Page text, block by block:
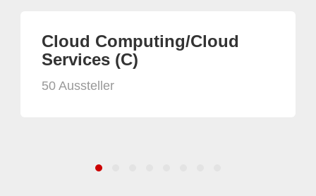
Cloud Computing/Cloud
Services (C)
50 Aussteller